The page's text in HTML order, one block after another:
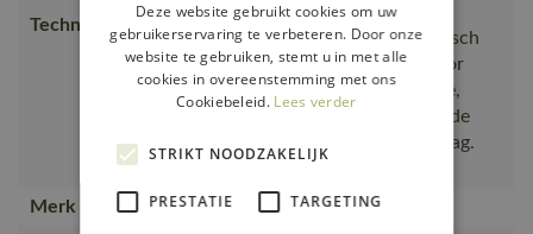
Technische tekst
telefoonzakje in de borstzak.
Voorzakken. D-ring. Ergonomisch
gevormde mouwen zorgen voor
extra bewegingsvrijheid. Binne,
Drievoudig gestikte naden op de
mouwen en in de zij. Hoge kraag.
Sluiting met ritssluiting
Merk
MASCOT®
Deze website gebruikt cookies om uw
gebruikerservaring te verbeteren. Door onze
website te gebruiken, stemt u in met alle
cookies in overeenstemming met ons
Cookiebeleid. Lees verder
STRIKT NOODZAKELIJK
PRESTATIE TARGETING